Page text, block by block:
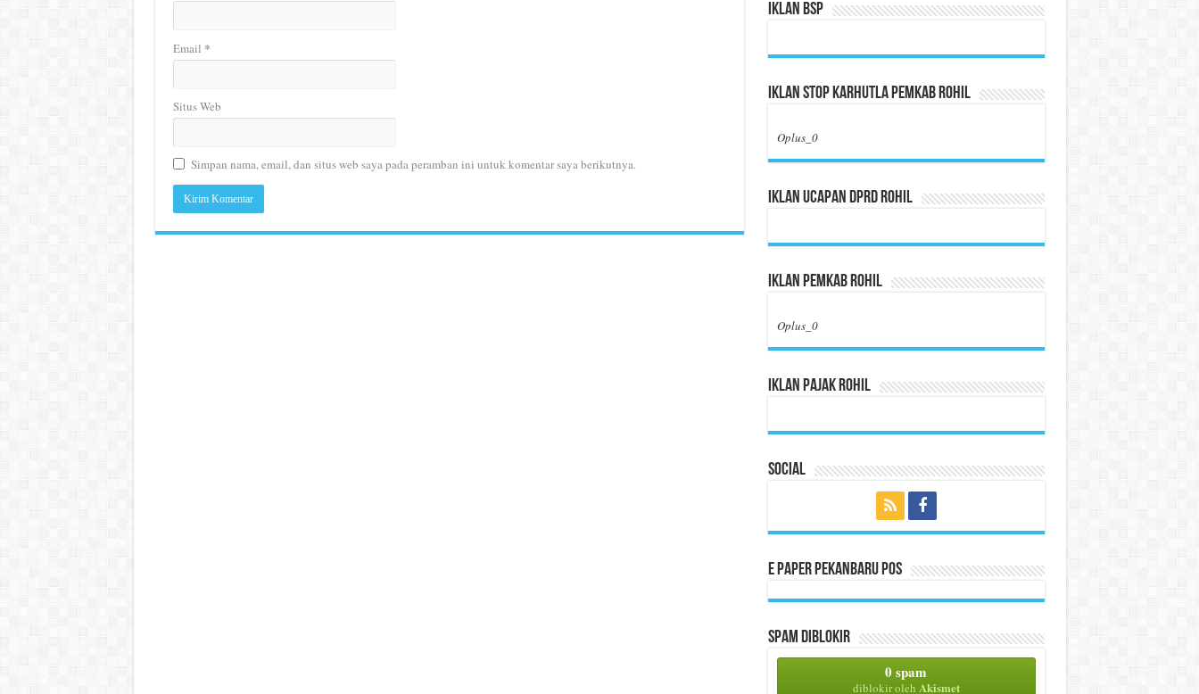
Email *
Situs Web
Simpan nama, email, dan situs web saya pada peramban ini untuk komentar saya berikutnya.
Iklan BSP
Iklan Stop Karhutla Pemkab Rohil
Oplus_0
Iklan Ucapan DPRD Rohil
Iklan Pemkab Rohil
Oplus_0
Iklan Pajak Rohil
Social
E Paper Pekanbaru Pos
Spam Diblokir
0 spam
diblokir oleh Akismet